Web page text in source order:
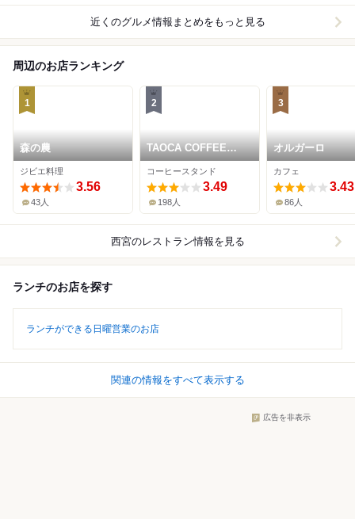
近くのグルメ情報まとめをもっと見る
周辺のお店ランキング
1
森の農
ジビエ料理
3.56
43人
2
TAOCA COFFEE
JURINJI
コーヒースタンド
3.49
198人
3
オルガーロ
カフェ
3.43
86人
西宮のレストラン情報を見る
ランチのお店を探す
ランチができる日曜営業のお店
関連の情報をすべて表示する
広告を非表示